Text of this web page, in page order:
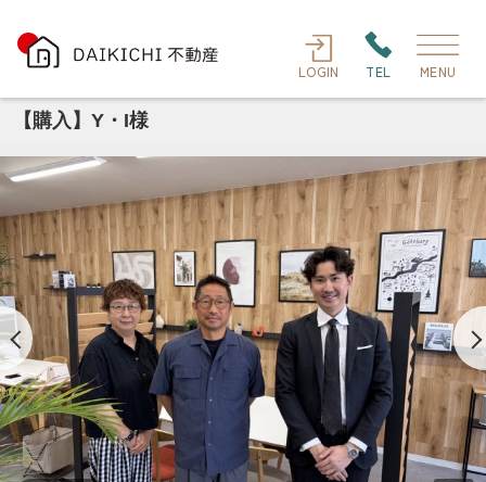
LOGIN TEL MENU
【購入】Y・I様